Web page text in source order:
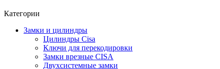
Категории
Замки и цилиндры
Цилиндры Сisa
Ключи для перекодировки
Замки врезные CISA
Двухсистемные замки